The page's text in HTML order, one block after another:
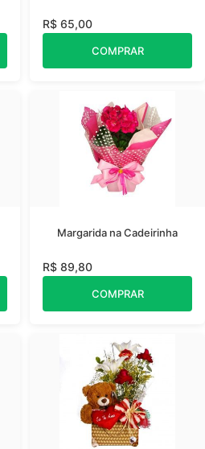
R$ 65,00
COMPRAR
Margarida na Cadeirinha
R$ 89,80
COMPRAR